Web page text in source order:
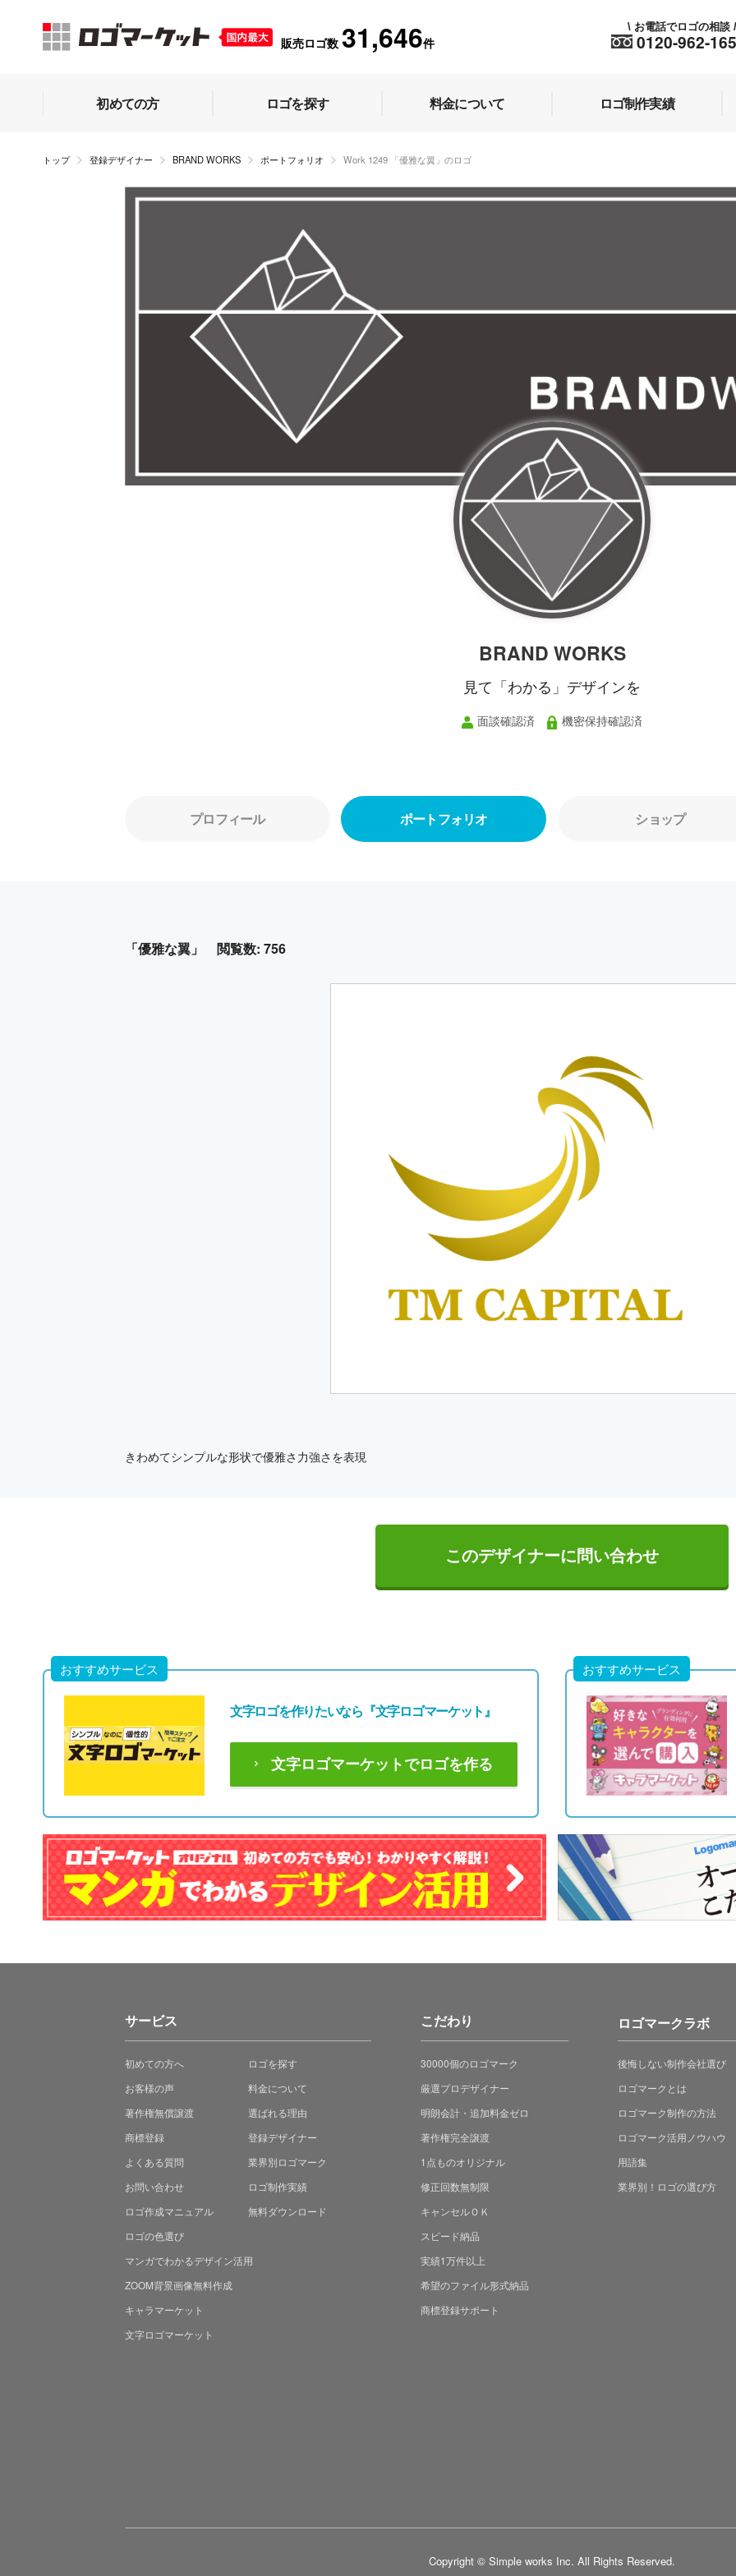
販売ロゴ数 31,646件 0120-962-165
\ お電話でロゴの相談 /
初めての方 ロゴを探す 料金について ロゴ制作実績
トップ 登録デザイナー BRAND WORKS ポートフォリオ Work 1249 「優雅な翼」のロゴ
BRAND WORKS
見て「わかる」デザインを
面談確認済 機密保持確認済
プロフィール ポートフォリオ ショップ
「優雅な翼」 閲覧数: 756
きわめてシンプルな形状で優雅さ力強さを表現
このデザイナーに問い合わせ
おすすめサービス
文字ロゴを作りたいなら 『文字ロゴマーケット』
文字ロゴマーケットでロゴを作る
おすすめサービス
サービス
初めての方へ
ロゴを探す
お客様の声
料金について
著作権無償譲渡
選ばれる理由
商標登録
登録デザイナー
よくある質問
業界別ロゴマーク
お問い合わせ
ロゴ制作実績
ロゴ作成マニュアル
無料ダウンロード
ロゴの色選び
マンガでわかるデザイン活用
ZOOM背景画像無料作成
キャラマーケット
文字ロゴマーケット
こだわり
30000個のロゴマーク
厳選プロデザイナー
明朗会計・追加料金ゼロ
著作権完全譲渡
1点ものオリジナル
修正回数無制限
キャンセルＯＫ
スピード納品
実績1万件以上
希望のファイル形式納品
商標登録サポート
ロゴマークラボ
後悔しない制作会社選び
ロゴマークとは
ロゴマーク制作の方法
ロゴマーク活用ノウハウ
用語集
業界別！ロゴの選び方
Copyright © Simple works Inc. All Rights Reserved.